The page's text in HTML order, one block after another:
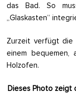
das Bad. So
„Glaskasten“
Zurzeit verfügt die
einem bequemen,
Holzofen.
Dieses Photo zeigt